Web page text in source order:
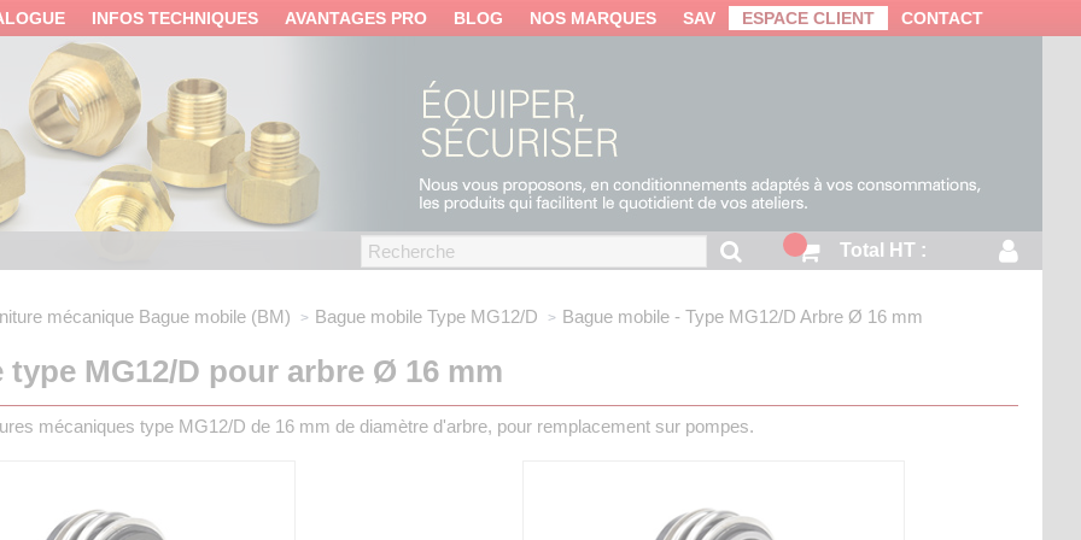
INFOS TECHNIQUES AVANTAGES PRO BLOG NOS MARQUES SAV ESPACE CLIENT CONTACT
Total HT :
mécanique Bague mobile (BM) Bague mobile Type MG12/D Bague mobile - Type MG12/D Arbre Ø 16 mm
type MG12/D pour arbre Ø 16 mm
mécaniques type MG12/D de 16 mm de diamètre d'arbre, pour remplacement sur pompes.